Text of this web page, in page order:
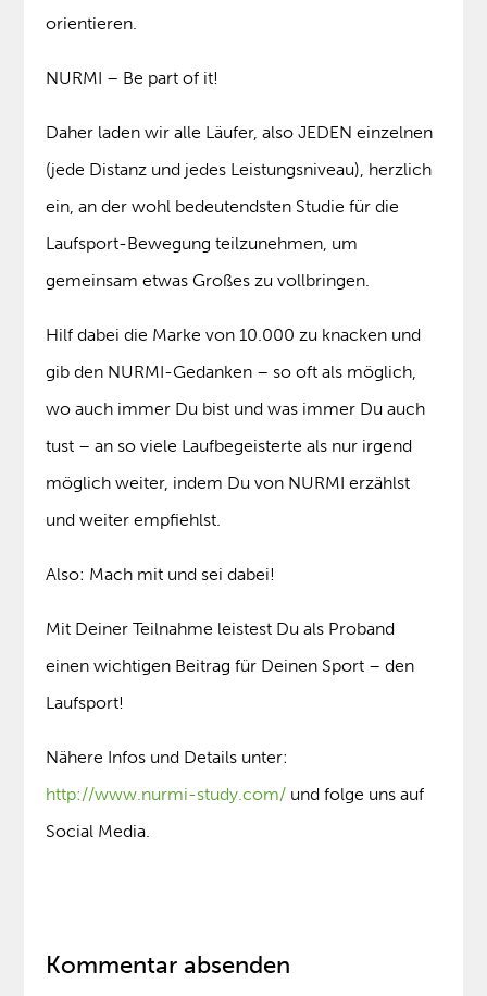
orientieren.
NURMI – Be part of it!
Daher laden wir alle Läufer, also JEDEN einzelnen
(jede Distanz und jedes Leistungsniveau), herzlich
ein, an der wohl bedeutendsten Studie für die
Laufsport-Bewegung teilzunehmen, um
gemeinsam etwas Großes zu vollbringen.
Hilf dabei die Marke von 10.000 zu knacken und
gib den NURMI-Gedanken – so oft als möglich,
wo auch immer Du bist und was immer Du auch
tust – an so viele Laufbegeisterte als nur irgend
möglich weiter, indem Du von NURMI erzählst
und weiter empfiehlst.
Also: Mach mit und sei dabei!
Mit Deiner Teilnahme leistest Du als Proband
einen wichtigen Beitrag für Deinen Sport – den
Laufsport!
Nähere Infos und Details unter:
http://www.nurmi-study.com/ und folge uns auf
Social Media.
Kommentar absenden